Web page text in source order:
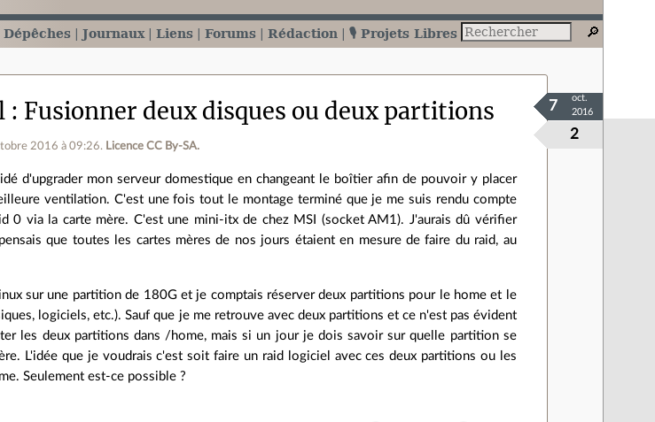
Dépêches Journaux Liens Forums Rédaction 🎙️ Projets Libres
Fusionner deux disques ou deux partitions
2016 à 09:26. Licence CC By‑SA.
2
7
oct.
2016
d'upgrader mon serveur domestique en changeant le boîtier afin de pouvoir y placer
ventilation. C'est une fois tout le montage terminé que je me suis rendu compte
0 via la carte mère. C'est une mini-itx de chez MSI (socket AM1). J'aurais dû vérifier
que toutes les cartes mères de nos jours étaient en mesure de faire du raid, au
sur une partition de 180G et je comptais réserver deux partitions pour le home et le
logiciels, etc.). Sauf que je me retrouve avec deux partitions et ce n'est pas évident
les deux partitions dans /home, mais si un jour je dois savoir sur quelle partition se
L'idée que je voudrais c'est soit faire un raid logiciel avec ces deux partitions ou les
Seulement est-ce possible ?